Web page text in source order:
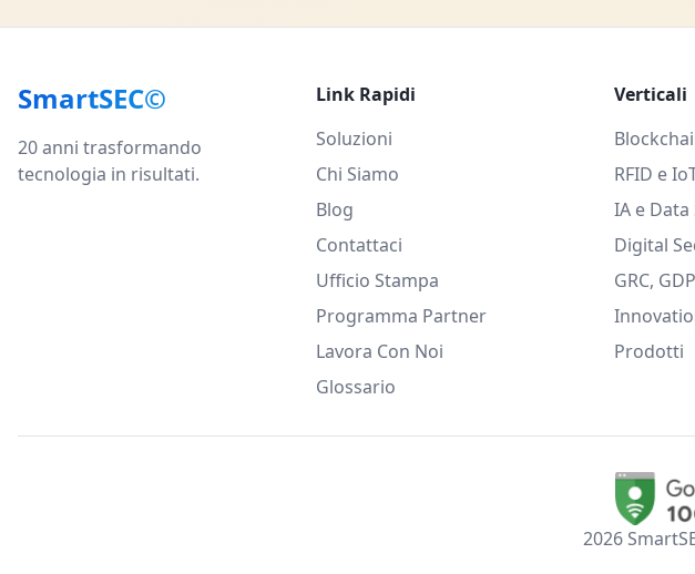
SmartSEC©
20 anni trasformando
tecnologia in risultati.
Link Rapidi
Soluzioni
Chi Siamo
Blog
Contattaci
Ufficio Stampa
Programma Partner
Lavora Con Noi
Glossario
Verticali
RFID e
IA e Data
Digital
GRC,
Prodotti
2026